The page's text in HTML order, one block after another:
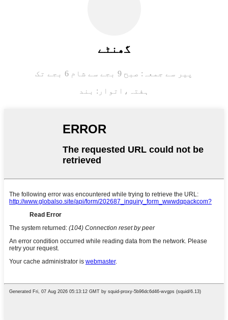
گھنٹے
پیر سے جمعہ: صبح 9 بجے سے شام 6 بجے تک
ہفتہ، اتوار: بند